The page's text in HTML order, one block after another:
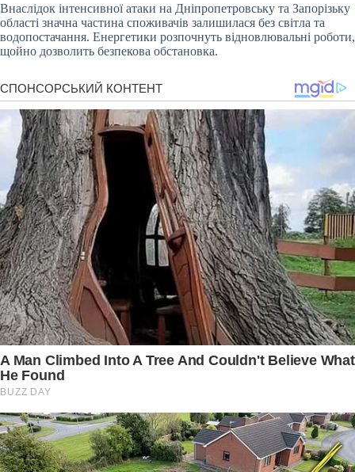
Внаслідок інтенсивної атаки на Дніпропетровську та Запорізьку
області значна частина споживачів залишилася без світла та
водопостачання. Енергетики розпочнуть відновлювальні роботи,
щойно дозволить безпекова обстановка.